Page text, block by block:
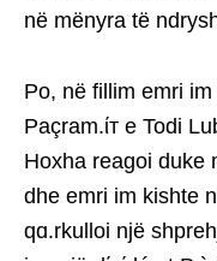
në mënyra të
Po, në fillim emri
Paçram.ίт e Todi
Hoxha reagoi duke
dhe emri im kishte
qɑ.rkulloi një